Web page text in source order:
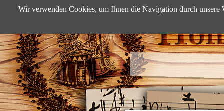
Wir verwenden Cookies, um Ihnen die Navigation durch